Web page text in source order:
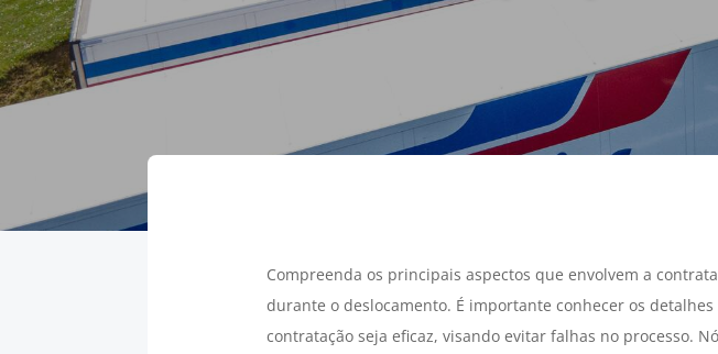
Compreenda os principais aspectos que envolvem a
durante o deslocamento. É importante conhecer os
contratação seja eficaz, visando evitar falhas no processo.